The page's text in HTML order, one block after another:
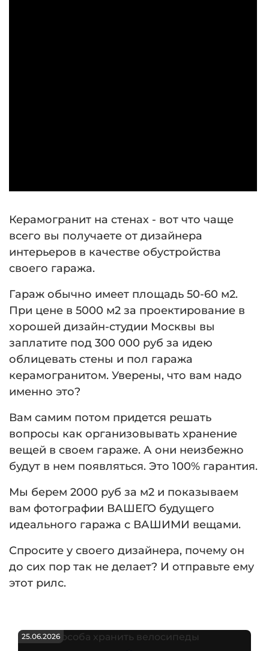
Керамогранит на стенах - вот что чаще
всего вы получаете от дизайнера
интерьеров в качестве обустройства
своего гаража.
Гараж обычно имеет площадь 50-60 м2.
При цене в 5000 м2 за проектирование в
хорошей дизайн-студии Москвы вы
заплатите под 300 000 руб за идею
облицевать стены и пол гаража
керамогранитом. Уверены, что вам надо
именно это?
Вам самим потом придется решать
вопросы как организовывать хранение
вещей в своем гараже. А они неизбежно
будут в нем появляться. Это 100% гарантия.
Мы берем 2000 руб за м2 и показываем
вам фотографии ВАШЕГО будущего
идеального гаража с ВАШИМИ вещами.
Спросите у своего дизайнера, почему он
до сих пор так не делает? И отправьте ему
этот рилс.
25.06.2026